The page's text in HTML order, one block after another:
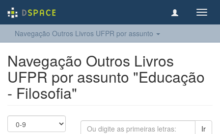
Navegação Outros Livros UFPR por assunto
Navegação Outros Livros
UFPR por assunto "Educação
- Filosofia"
Ir